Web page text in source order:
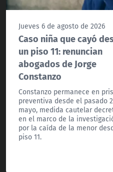
Jueves 6 de agosto de 2026
Caso niña que cayó
un piso 11: renuncian
abogados de Jorge
Constanzo
Constanzo permanece en
preventiva desde el pasado
mayo, medida cautelar
en el marco de la
por la caída de la menor
piso 11.